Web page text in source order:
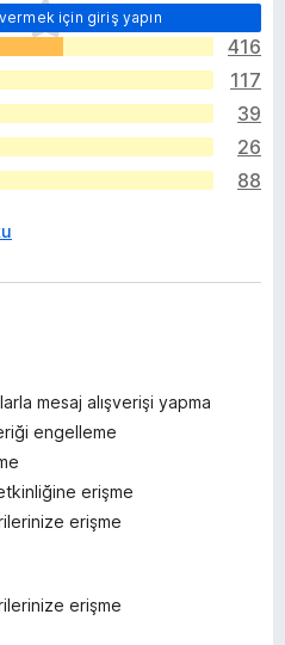
için giriş yapın
416
117
39
26
88
mesaj alışverişi yapma
engelleme
erişme
erişme
erişme